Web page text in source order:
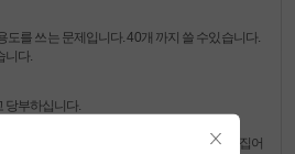
도를 쓰는 문제입니다. 40개 까지 쓸 수있습니다.
니다.
당부하십니다.
만하는 순간 펜을 놓아야되서~
려놀수있었습니다. 신분증은 검사하고 바로 집어